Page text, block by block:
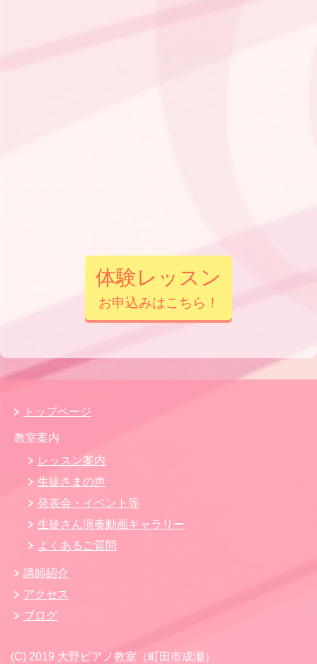
体験レッスン
お申込みはこちら！
トップページ
教室案内
レッスン案内
生徒さまの声
発表会・イベント等
生徒さん演奏動画ギャラリー
よくあるご質問
講師紹介
アクセス
ブログ
(C) 2019 大野ピアノ教室（町田市成瀬）